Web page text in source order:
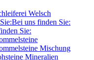
Welsch
Bei uns finden Sie:
Sie:
Mischung
Mineralien